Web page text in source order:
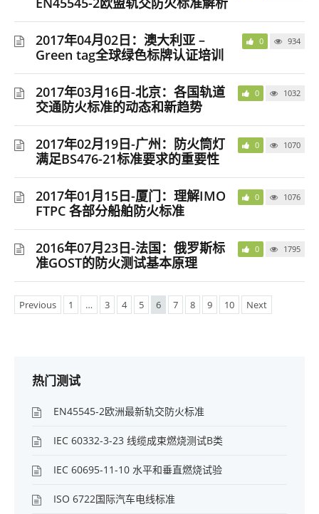
2017年04月02日：澳大利亚 –
Green tag全球绿色标牌认证培训
0 934
2017年03月16日-北京：各国轨道
交通防火标准的动态和新趋势
0 1032
2017年02月19日-广州：防火筒灯
满足BS476-21标准要求的重要性
0 1070
2017年01月15日-厦门：理解IMO
FTPC 各部分船舶防火标准
0 1076
2016年07月23日-法国：俄罗斯标
准GOST的防火测试基本原理
0 1795
Previous 1 … 3 4 5 6 7 8 9 10 Next
热门测试
EN45545-2欧洲最新轨交防火标准
IEC 60332-3-23 线缆成束燃烧测试B类
IEC 60695-11-10 水平和垂直燃烧试验
ISO 6722国际汽车电线标准